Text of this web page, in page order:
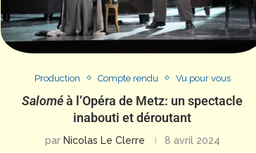
Production Compte rendu Vu pour vous
Saloméà l’Opéra de Metz: un spectacle
inabouti et déroutant
par Nicolas Le Clerre 8 avril 2024